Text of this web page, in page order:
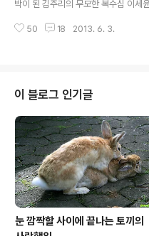
는데 프랑스인이 식사하러 들어왔을 때
박이 된 김주리의 무모한 복수심 이세
이 이세윤의 부모 이동규(남명철 분)-
떻게 결혼을 하냐?"고 폭탄선언을 하면
가 백설주의 죽은 아들과 양춘희(전인
지칭)을 바꾸었다고 말했다"고 폭로하
말로 초토화되고 말았습니다. 이 사실
양춘희-백설주-도도희(박준금 분)는
는 표정으로 그 자리에 얼어붙었..
50 18 2013. 6. 3.
이 블로그 인기글
눈 깜짝할 사이에 끝나는 토끼의